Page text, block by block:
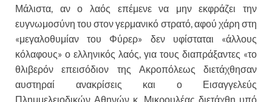
Μάλιστα, αν ο λαός επέμενε να μην εκφράζει την
ευγνωμοσύνη του στον γερμανικό στρατό, αφού χάρη στη
«μεγαλοθυμίαν του Φύρερ» δεν υφίσταται «άλλους
κόλαφους» ο ελληνικός λαός, για τους διαπράξαντες «το
θλιβερόν επεισόδιον της Ακροπόλεως διετάχθησαν
αυστηραί ανακρίσεις και ο Εισαγγελεύς
Πλημμελειοδικών Αθηνών κ. Μικρουλέας διετάχθη υπό